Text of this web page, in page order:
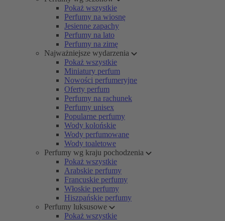
Pokaż wszystkie
Perfumy na wiosnę
Jesienne zapachy
Perfumy na lato
Perfumy na zimę
Najważniejsze wydarzenia
Pokaż wszystkie
Miniatury perfum
Nowości perfumeryjne
Oferty perfum
Perfumy na rachunek
Perfumy unisex
Popularne perfumy
Wody kolońskie
Wody perfumowane
Wody toaletowe
Perfumy wg kraju pochodzenia
Pokaż wszystkie
Arabskie perfumy
Francuskie perfumy
Włoskie perfumy
Hiszpańskie perfumy
Perfumy luksusowe
Pokaż wszystkie